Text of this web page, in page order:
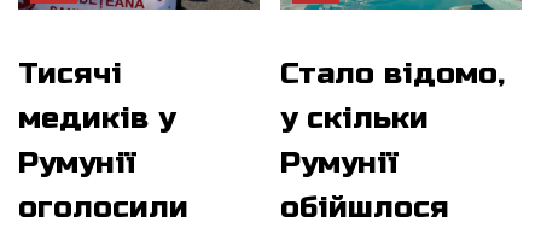
Тисячі
медиків у
Румунії
оголосили
Стало відомо,
у скільки
Румунії
обійшлося